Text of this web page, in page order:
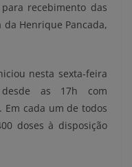
recebimento das
Henrique Pancada,
nesta sexta-feira
as 17h com
cada um de todos
doses à disposição